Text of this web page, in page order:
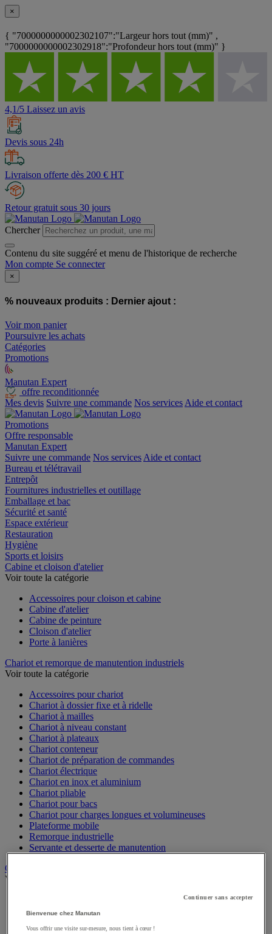
×
{ "7000000000002302107":"Largeur hors tout (mm)" ,
"7000000000002302918":"Profondeur hors tout (mm)" }
4,1/5 Laissez un avis
Devis sous 24h
Livraison offerte dès 200 € HT
Retour gratuit sous 30 jours
Chercher
Contenu du site suggéré et menu de l'historique de recherche
Mon compte Se connecter
×
% nouveaux produits : Dernier ajout :
Voir mon panier
Poursuivre les achats
Catégories
Promotions
Manutan Expert
offre reconditionnée
Mes devis Suivre une commande Nos services Aide et contact
Promotions
Offre responsable
Manutan Expert
Suivre une commande Nos services Aide et contact
Bureau et télétravail
Entrepôt
Fournitures industrielles et outillage
Emballage et bac
Sécurité et santé
Espace extérieur
Restauration
Hygiène
Sports et loisirs
Cabine et cloison d'atelier
Voir toute la catégorie
Accessoires pour cloison et cabine
Cabine d'atelier
Cabine de peinture
Cloison d'atelier
Porte à lanières
Chariot et remorque de manutention industriels
Voir toute la catégorie
Accessoires pour chariot
Chariot à dossier fixe et à ridelle
Chariot à mailles
Chariot à niveau constant
Chariot à plateaux
Chariot conteneur
Chariot de préparation de commandes
Chariot électrique
Chariot en inox et aluminium
Chariot pliable
Chariot pour bacs
Chariot pour charges longues et volumineuses
Plateforme mobile
Remorque industrielle
Servante et desserte de manutention
Chauffage, rafraîchisseur et déshumidificateur
Voir toute la catégorie
Chauffage au gaz
Continuer sans accepter
Bienvenue chez Manutan
Vous offrir une visite sur-mesure, nous tient à cœur !